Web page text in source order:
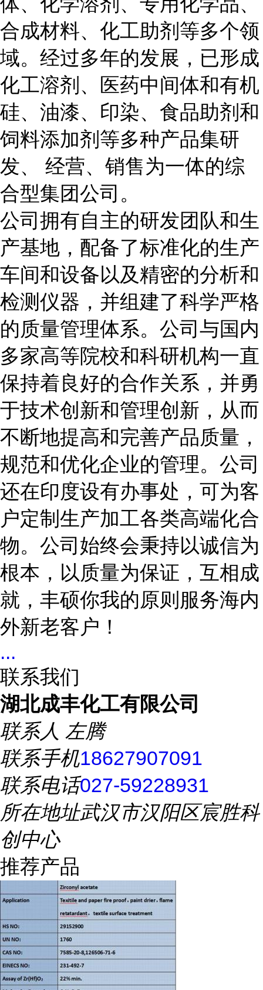
合成材料、化工助剂等多个领
域。经过多年的发展，已形成
化工溶剂、医药中间体和有机
硅、油漆、印染、食品助剂和
饲料添加剂等多种产品集研
发、 经营、销售为一体的综
合型集团公司。
公司拥有自主的研发团队和生
产基地，配备了标准化的生产
车间和设备以及精密的分析和
检测仪器，并组建了科学严格
的质量管理体系。公司与国内
多家高等院校和科研机构一直
保持着良好的合作关系，并勇
于技术创新和管理创新，从而
不断地提高和完善产品质量，
规范和优化企业的管理。公司
还在印度设有办事处，可为客
户定制生产加工各类高端化合
物。公司始终会秉持以诚信为
根本，以质量为保证，互相成
就，丰硕你我的原则服务海内
外新老客户！
...
联系我们
湖北成丰化工有限公司
联系人 左腾
联系手机18627907091
联系电话027-59228931
所在地址武汉市汉阳区宸胜科
创中心
推荐产品